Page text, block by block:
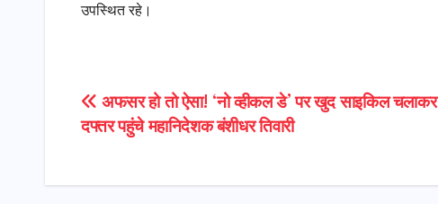
उपस्थित रहे।
Post
navigation
अफसर हो तो ऐसा! ‘नो व्हीकल डे’ पर खुद साइकिल चलाकर
दफ्तर पहुंचे महानिदेशक बंशीधर तिवारी